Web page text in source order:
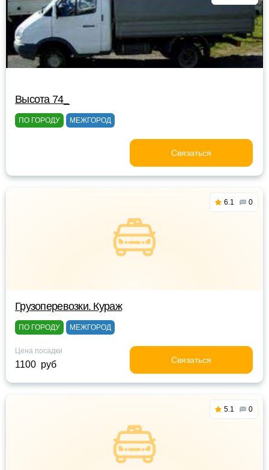
Высота 74_
ПО ГОРОДУ МЕЖГОРОД
Связаться
6.1 0
Грузоперевозки. Кураж
ПО ГОРОДУ МЕЖГОРОД
Цена посадки
1100 руб Связаться
5.1 0